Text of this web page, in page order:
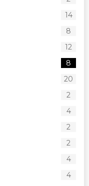
14
8
12
8
20
2
4
2
2
4
4